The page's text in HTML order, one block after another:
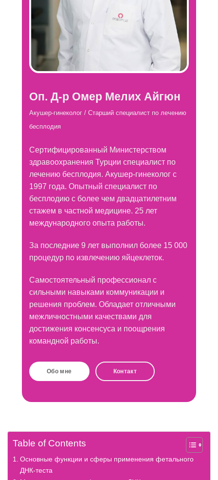
Оп. Д-р Омер Мелих Айгюн
Акушер-гинеколог / Старший специалист по лечению
бесплодия
Сертифицированный Министерством
здравоохранения Турции специалист по
лечению бесплодия. Акушер-гинеколог с
1997 года. Опытный специалист по
бесплодию с более чем двадцатилетним
стажем в частной медицине. 25 лет
международного опыта работы.
За последние 9 лет выполнил более 15 000
процедур по извлечению яйцеклеток.
Самостоятельный профессионал с
сильными навыками коммуникации и
решения проблем. Обладает отличными
межличностными качествами для
достижения консенсуса и поощрения
командной работы.
Обо мне Контакт
Table of Contents
Основные функции и сферы применения фетального
ДНК-теста